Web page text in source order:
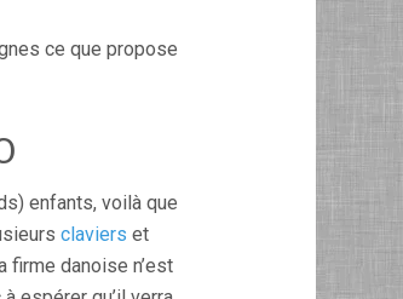
ce que propose
enfants, voilà que
claviers et
danoise n’est